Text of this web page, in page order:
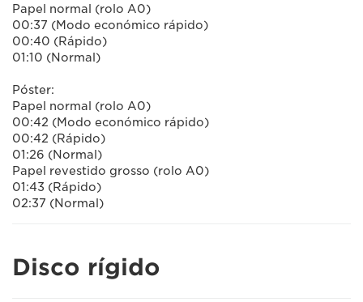
Papel normal (rolo A0)
00:37 (Modo económico rápido)
00:40 (Rápido)
01:10 (Normal)
Póster:
Papel normal (rolo A0)
00:42 (Modo económico rápido)
00:42 (Rápido)
01:26 (Normal)
Papel revestido grosso (rolo A0)
01:43 (Rápido)
02:37 (Normal)
Disco rígido